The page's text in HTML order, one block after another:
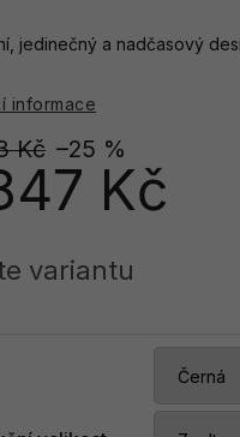
Kč –25 %
Kč
variantu
jedinečný a nadčasový
informace